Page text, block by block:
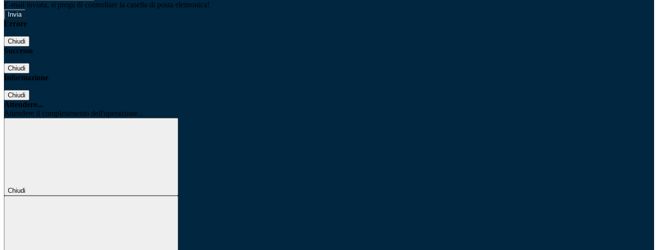
E-mail inviata, si prega di controllare la casella di posta elettronica!
Errore
Chiudi
Successo
Chiudi
Informazione
Chiudi
Attendere...
Attendere il completamento dell'operazione...
Chiudi